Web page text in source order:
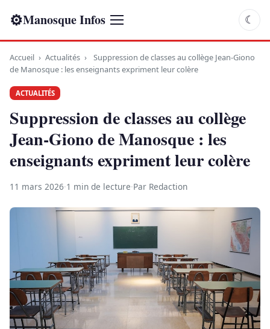
⚙Manosque Infos ☾
Accueil › Actualités ›
Suppression de classes au collège Jean-Giono
de Manosque : les enseignants expriment leur colère
ACTUALITÉS
Suppression de classes au collège
Jean-Giono de Manosque : les
enseignants expriment leur colère
11 mars 2026·1 min de lecture·Par Redaction